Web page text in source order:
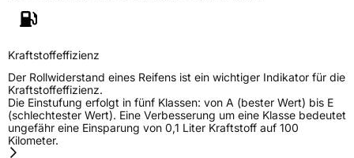
Kraftstoffeffizienz
Der Rollwiderstand eines Reifens ist ein wichtiger Indikator für die
Kraftstoffeffizienz.
Die Einstufung erfolgt in fünf Klassen: von A (bester Wert) bis E
(schlechtester Wert). Eine Verbesserung um eine Klasse bedeutet
ungefähr eine Einsparung von 0,1 Liter Kraftstoff auf 100
Kilometer.